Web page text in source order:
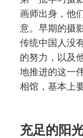
画师出身，他
意。早期的摄
传统中国人没
的努力，以及
地推进的这一
相馆，基本上
充足的阳